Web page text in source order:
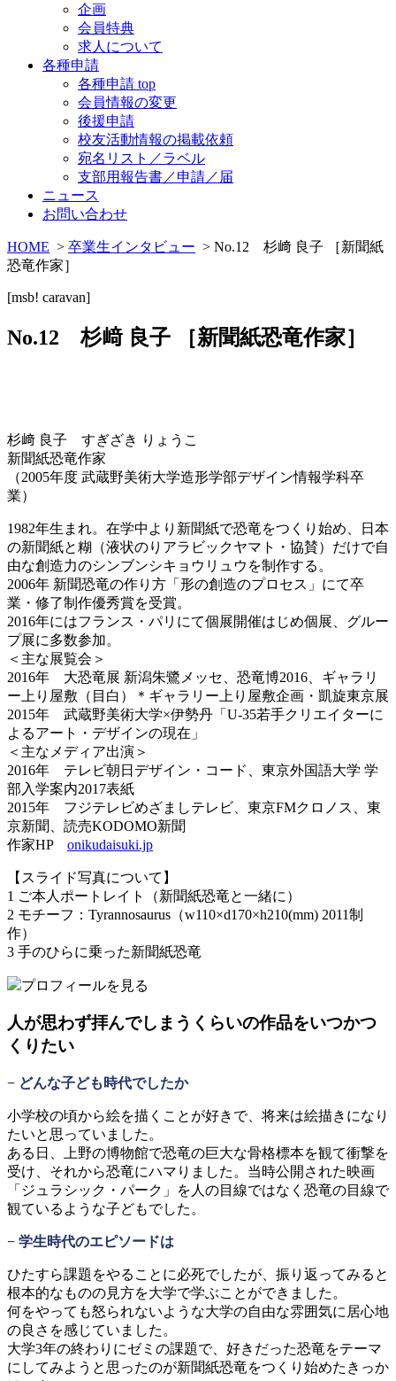
企画
会員特典
求人について
各種申請
各種申請 top
会員情報の変更
後援申請
校友活動情報の掲載依頼
宛名リスト／ラベル
支部用報告書／申請／届
ニュース
お問い合わせ
HOME > 卒業生インタビュー > No.12 杉﨑 良子 ［新聞紙
恐竜作家］
[msb! caravan]
No.12 杉﨑 良子 ［新聞紙恐竜作家］
杉﨑 良子 すぎざき りょうこ
新聞紙恐竜作家
（2005年度 武蔵野美術大学造形学部デザイン情報学科卒
業）
1982年生まれ。在学中より新聞紙で恐竜をつくり始め、日本
の新聞紙と糊（液状のりアラビックヤマト・協賛）だけで自
由な創造力のシンブンシキョウリュウを制作する。
2006年 新聞恐竜の作り方「形の創造のプロセス」にて卒
業・修了制作優秀賞を受賞。
2016年にはフランス・パリにて個展開催はじめ個展、グルー
プ展に多数参加。
＜主な展覧会＞
2016年 大恐竜展 新潟朱鷺メッセ、恐竜博2016、ギャラリ
ー上り屋敷（目白）＊ギャラリー上り屋敷企画・凱旋東京展
2015年 武蔵野美術大学×伊勢丹「U-35若手クリエイターに
よるアート・デザインの現在」
＜主なメディア出演＞
2016年 テレビ朝日デザイン・コード、東京外国語大学 学
部入学案内2017表紙
2015年 フジテレビめざましテレビ、東京FMクロノス、東
京新聞、読売KODOMO新聞
作家HP onikudaisuki.jp
【スライド写真について】
1 ご本人ポートレイト（新聞紙恐竜と一緒に）
2 モチーフ：Tyrannosaurus（w110×d170×h210(mm) 2011制
作）
3 手のひらに乗った新聞紙恐竜
プロフィールを見る
人が思わず拝んでしまうくらいの作品をいつかつ
くりたい
− どんな子ども時代でしたか
小学校の頃から絵を描くことが好きで、将来は絵描きになり
たいと思っていました。
ある日、上野の博物館で恐竜の巨大な骨格標本を観て衝撃を
受け、それから恐竜にハマりました。当時公開された映画
「ジュラシック・パーク」を人の目線ではなく恐竜の目線で
観ているような子どもでした。
− 学生時代のエピソードは
ひたすら課題をやることに必死でしたが、振り返ってみると
根本的なものの見方を大学で学ぶことができました。
何をやっても怒られないような大学の自由な雰囲気に居心地
の良さを感じていました。
大学3年の終わりにゼミの課題で、好きだった恐竜をテーマ
にしてみようと思ったのが新聞紙恐竜をつくり始めたきっか